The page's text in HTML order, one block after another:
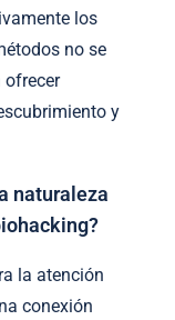
los
no se
ofrecer
y
naturaleza
la atención
conexión